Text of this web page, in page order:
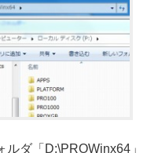
ダ「D:\PROWinx64」